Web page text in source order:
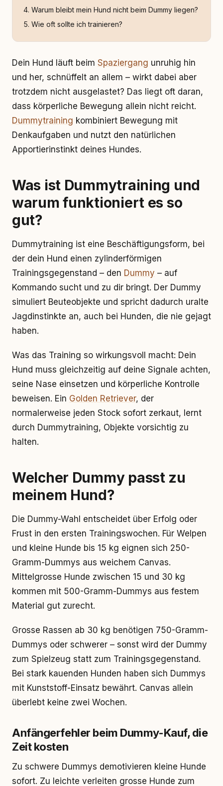
Warum bleibt mein Hund nicht beim Dummy liegen?
Wie oft sollte ich trainieren?
Dein Hund läuft beim Spaziergang unruhig hin
und her, schnüffelt an allem – wirkt dabei aber
trotzdem nicht ausgelastet? Das liegt oft daran,
dass körperliche Bewegung allein nicht reicht.
Dummytraining kombiniert Bewegung mit
Denkaufgaben und nutzt den natürlichen
Apportierinstinkt deines Hundes.
Was ist Dummytraining und
warum funktioniert es so
gut?
Dummytraining ist eine Beschäftigungsform, bei
der dein Hund einen zylinderförmigen
Trainingsgegenstand – den Dummy – auf
Kommando sucht und zu dir bringt. Der Dummy
simuliert Beuteobjekte und spricht dadurch uralte
Jagdinstinkte an, auch bei Hunden, die nie gejagt
haben.
Was das Training so wirkungsvoll macht: Dein
Hund muss gleichzeitig auf deine Signale achten,
seine Nase einsetzen und körperliche Kontrolle
beweisen. Ein Golden Retriever, der
normalerweise jeden Stock sofort zerkaut, lernt
durch Dummytraining, Objekte vorsichtig zu
halten.
Welcher Dummy passt zu
meinem Hund?
Die Dummy-Wahl entscheidet über Erfolg oder
Frust in den ersten Trainingswochen. Für Welpen
und kleine Hunde bis 15 kg eignen sich 250-
Gramm-Dummys aus weichem Canvas.
Mittelgrosse Hunde zwischen 15 und 30 kg
kommen mit 500-Gramm-Dummys aus festem
Material gut zurecht.
Grosse Rassen ab 30 kg benötigen 750-Gramm-
Dummys oder schwerer – sonst wird der Dummy
zum Spielzeug statt zum Trainingsgegenstand.
Bei stark kauenden Hunden haben sich Dummys
mit Kunststoff-Einsatz bewährt. Canvas allein
überlebt keine zwei Wochen.
Anfängerfehler beim Dummy-Kauf, die
Zeit kosten
Zu schwere Dummys demotivieren kleine Hunde
sofort. Zu leichte verleiten grosse Hunde zum